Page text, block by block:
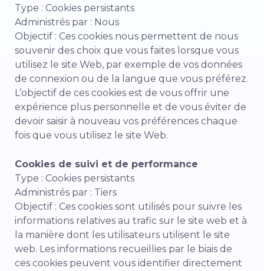
Type : Cookies persistants
Administrés par : Nous
Objectif : Ces cookies nous permettent de nous
souvenir des choix que vous faites lorsque vous
utilisez le site Web, par exemple de vos données
de connexion ou de la langue que vous préférez.
L’objectif de ces cookies est de vous offrir une
expérience plus personnelle et de vous éviter de
devoir saisir à nouveau vos préférences chaque
fois que vous utilisez le site Web.
Cookies de suivi et de performance
Type : Cookies persistants
Administrés par : Tiers
Objectif : Ces cookies sont utilisés pour suivre les
informations relatives au trafic sur le site web et à
la manière dont les utilisateurs utilisent le site
web. Les informations recueillies par le biais de
ces cookies peuvent vous identifier directement